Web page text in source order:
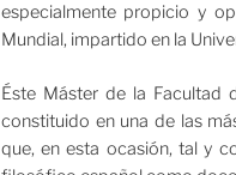
especialmente propicio y
Mundial, impartido en la
Éste Máster de la Facultad
constituido en una de las
que, en esta ocasión, tal y